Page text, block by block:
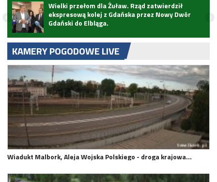
Wielki przełom dla Żuław. Rząd zatwierdził
ekspresową kolej z Gdańska przez Nowy Dwór
Gdański do Elbląga.
KAMERY POGODOWE LIVE
Wiadukt Malbork, Aleja Wojska Polskiego - droga krajowa…